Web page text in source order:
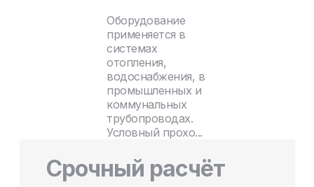
Оборудование
применяется в
системах
отопления,
водоснабжения, в
промышленных и
коммунальных
трубопроводах.
Условный прохо...
Срочный расчёт